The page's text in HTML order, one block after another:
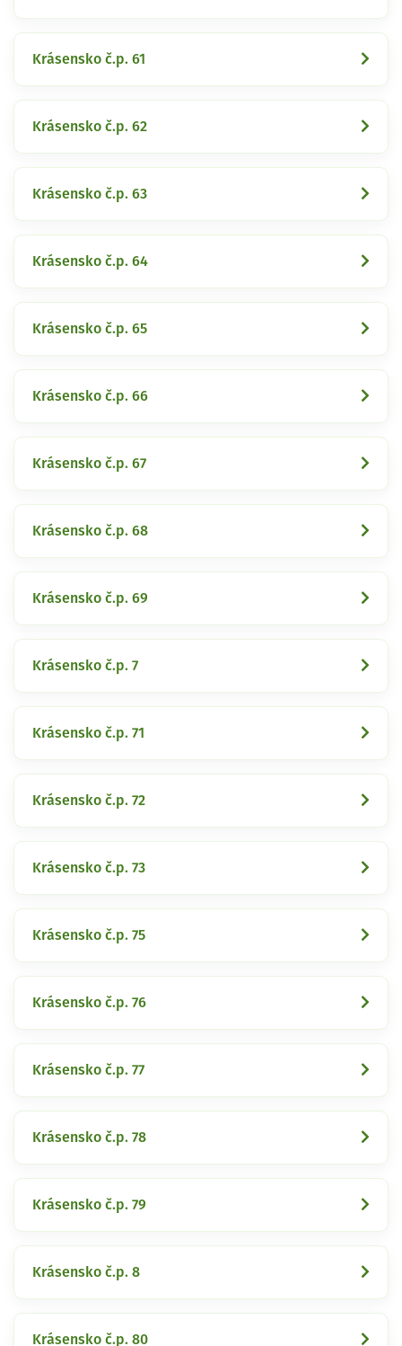
Krásensko č.p. 61
Krásensko č.p. 62
Krásensko č.p. 63
Krásensko č.p. 64
Krásensko č.p. 65
Krásensko č.p. 66
Krásensko č.p. 67
Krásensko č.p. 68
Krásensko č.p. 69
Krásensko č.p. 7
Krásensko č.p. 71
Krásensko č.p. 72
Krásensko č.p. 73
Krásensko č.p. 75
Krásensko č.p. 76
Krásensko č.p. 77
Krásensko č.p. 78
Krásensko č.p. 79
Krásensko č.p. 8
Krásensko č.p. 80